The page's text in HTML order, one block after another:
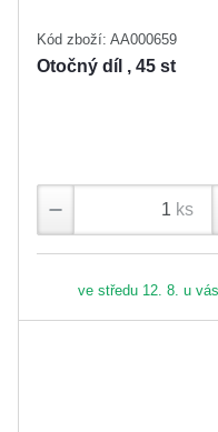
Kód zboží: AA000659
Otočný díl , 45 st
ks
ve středu 12. 8. u